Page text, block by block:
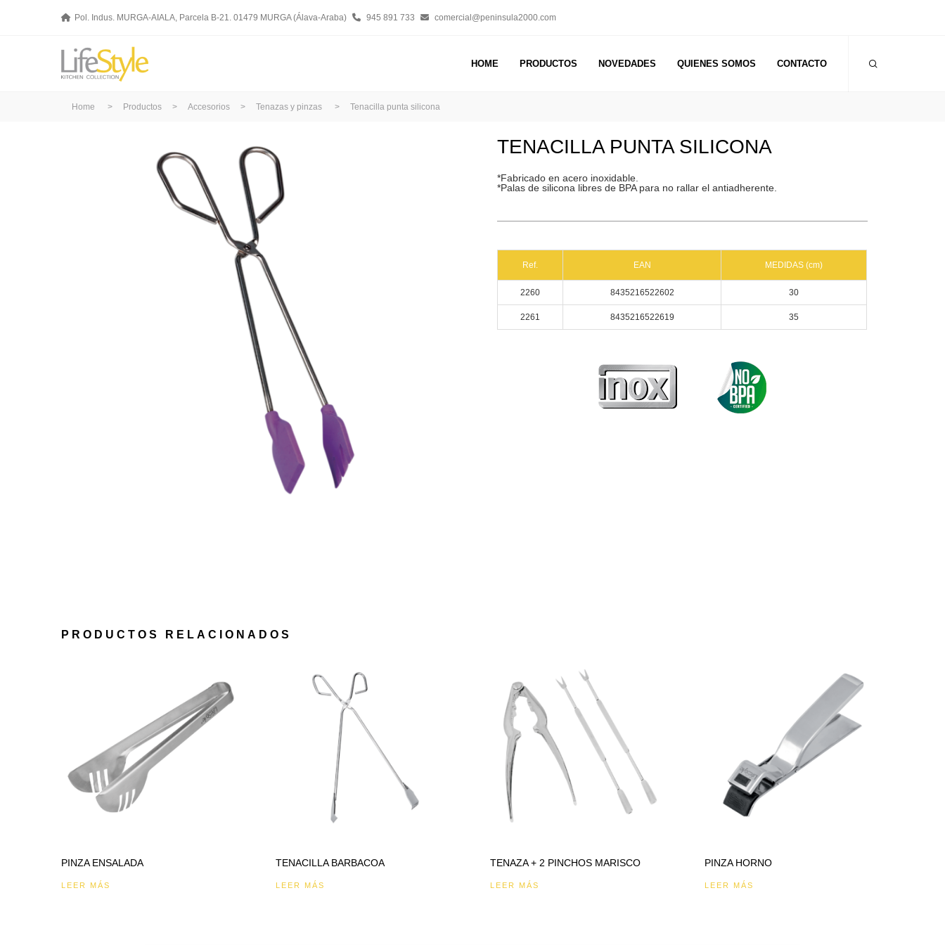
Pol. Indus. MURGA-AIALA, Parcela B-21. 01479 MURGA (Álava-Araba) 945 891 733 comercial@peninsula2000.com
HOME PRODUCTOS NOVEDADES QUIENES SOMOS CONTACTO
Home > Productos > Accesorios > Tenazas y pinzas > Tenacilla punta silicona
TENACILLA PUNTA SILICONA
*Fabricado en acero inoxidable.
*Palas de silicona libres de BPA para no rallar el antiadherente.
Ref. EAN MEDIDAS (cm)
2260 8435216522602 30
2261 8435216522619 35
PRODUCTOS RELACIONADOS
PINZA ENSALADA
LEER MÁS
TENACILLA BARBACOA
LEER MÁS
TENAZA + 2 PINCHOS MARISCO
LEER MÁS
PINZA HORNO
LEER MÁS